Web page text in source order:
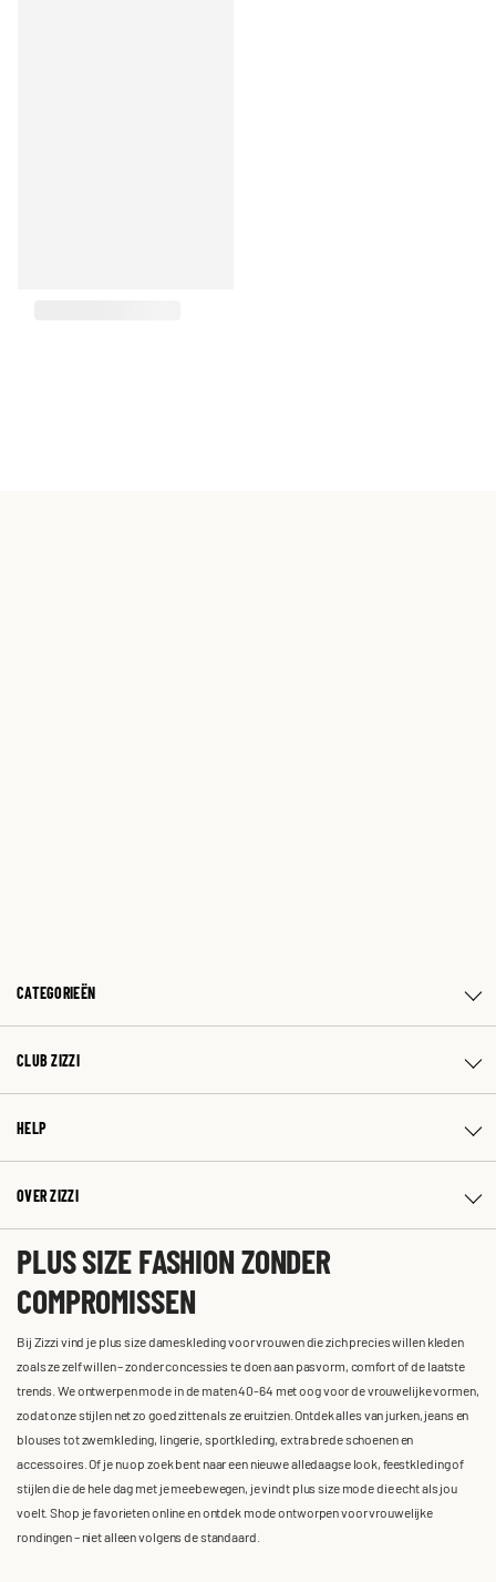
CATEGORIEËN
CLUB ZIZZI
HELP
OVER ZIZZI
PLUS SIZE FASHION ZONDER
COMPROMISSEN
Bij Zizzi vind je plus size dameskleding voor vrouwen die zich precies willen kleden
zoals ze zelf willen – zonder concessies te doen aan pasvorm, comfort of de laatste
trends. We ontwerpen mode in de maten 40-64 met oog voor de vrouwelijke vormen,
zodat onze stijlen net zo goed zitten als ze eruitzien. Ontdek alles van jurken, jeans en
blouses tot zwemkleding, lingerie, sportkleding, extra brede schoenen en
accessoires. Of je nu op zoek bent naar een nieuwe alledaagse look, feestkleding of
stijlen die de hele dag met je meebewegen, je vindt plus size mode die echt als jou
voelt. Shop je favorieten online en ontdek mode ontworpen voor vrouwelijke
rondingen – niet alleen volgens de standaard.